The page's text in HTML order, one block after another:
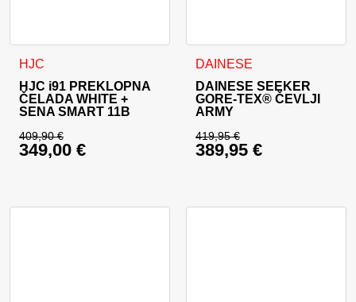
HJC
HJC i91 PREKLOPNA
ČELADA WHITE +
SENA SMART 11B
409,90€
Izvirna cena je bila: 409,90 €.
349,00 €
Ta izdelek ima več različic. Možnosti lahko izberete na
DAINESE
DAINESE SEEKER
GORE-TEX® ČEVLJI
ARMY
419,95€
Izvirna cena je bila:
389,95 €
Ta izdelek ima več različic.